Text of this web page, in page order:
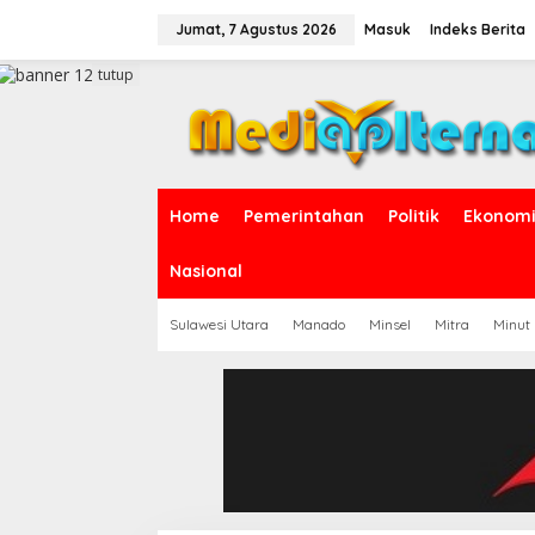
a
Jumat, 7 Agustus 2026 Masuk Indeks Berita
Home Pemerintahan Politik
Nasional
Sulawesi Utara Manado Minsel Mitra Minut
tutup